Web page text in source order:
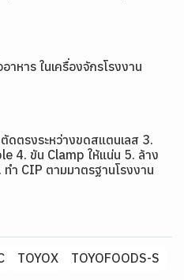
หาร ในเครื่องจักรโรงงาน
ดตรงระหว่างขดสแตนเลส 3.
4. ขัน Clamp ให้แน่น 5. ล้าง
ำ CIP ตามมาตรฐานโรงงาน
TOYOX
TOYOFOODS-S